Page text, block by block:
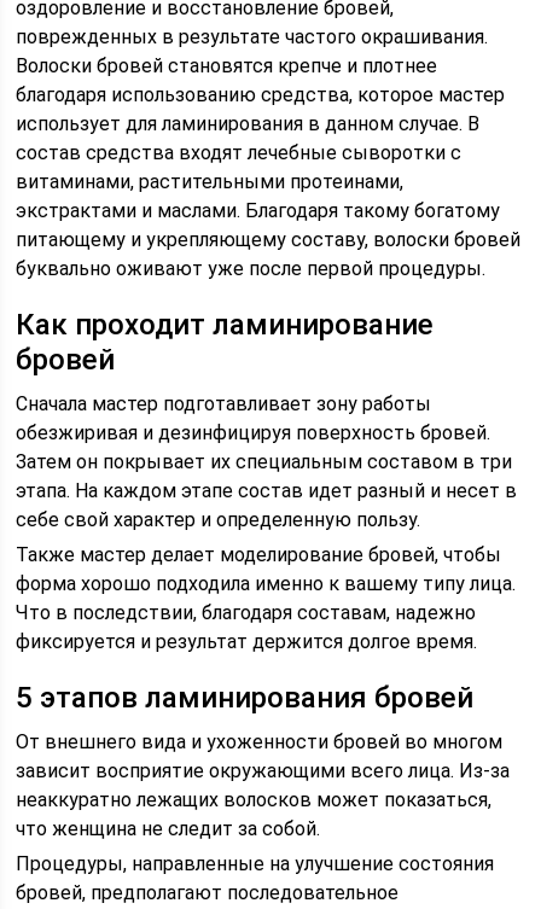
оздоровление и восстановление бровей,
поврежденных в результате частого окрашивания.
Волоски бровей становятся крепче и плотнее
благодаря использованию средства, которое мастер
использует для ламинирования в данном случае. В
состав средства входят лечебные сыворотки с
витаминами, растительными протеинами,
экстрактами и маслами. Благодаря такому богатому
питающему и укрепляющему составу, волоски бровей
буквально оживают уже после первой процедуры.
Как проходит ламинирование
бровей
Сначала мастер подготавливает зону работы
обезжиривая и дезинфицируя поверхность бровей.
Затем он покрывает их специальным составом в три
этапа. На каждом этапе состав идет разный и несет в
себе свой характер и определенную пользу.
Также мастер делает моделирование бровей, чтобы
форма хорошо подходила именно к вашему типу лица.
Что в последствии, благодаря составам, надежно
фиксируется и результат держится долгое время.
5 этапов ламинирования бровей
От внешнего вида и ухоженности бровей во многом
зависит восприятие окружающими всего лица. Из-за
неаккуратно лежащих волосков может показаться,
что женщина не следит за собой.
Процедуры, направленные на улучшение состояния
бровей, предполагают последовательное